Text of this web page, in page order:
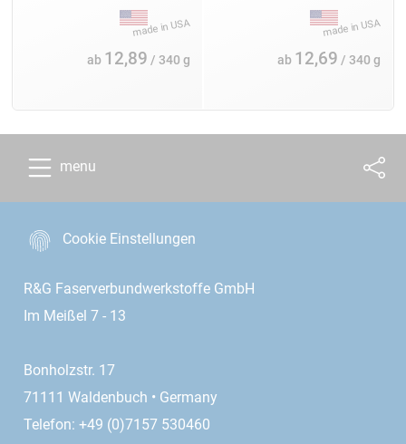
ab 12,89 / 340 g ab 12,69 / 340 g
menu
Cookie Einstellungen
R&G Faserverbundwerkstoffe GmbH
Im Meißel 7 - 13
Bonholzstr. 17
71111 Waldenbuch • Germany
Telefon: +49 (0)7157 530460